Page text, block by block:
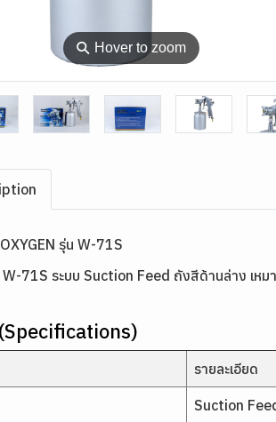
⚲ Hover to zoom
รุ่น W-71S
71S ระบบ Suction Feed ถังสีด้านล่าง เ
รายละเอียด
Suction